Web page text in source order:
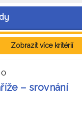
Zobrazit více kritérií
– srovnání